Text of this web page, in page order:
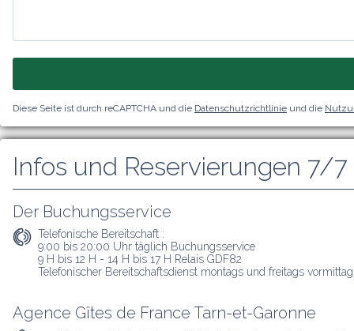
Diese Seite ist durch reCAPTCHA und die Datenschutzrichtlinie und die
Infos und Reservierungen 7/7
Der Buchungsservice
Telefonische Bereitschaft :
9:00 bis 20:00 Uhr täglich Buchungsservice
9 H bis 12 H - 14 H bis 17 H Relais GDF82
Telefonischer Bereitschaftsdienst montags und freitags
Agence Gîtes de France Tarn-et-Garonne